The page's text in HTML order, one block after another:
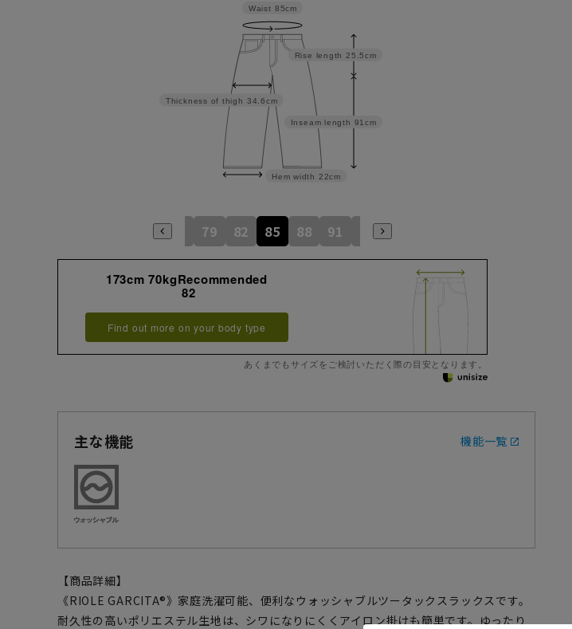
Inseam length 91cm
Rise length 25.5cm
Hem width 22cm
Thickness of thigh 34.6cm
Waist 85cm
73 76 79 82 85 88 91 94 97
173cm 70kgRecommended
82
Find out more on your body type
あくまでもサイズをご検討いただく際の目安となります。
主な機能 機能一覧
【商品詳細】
《RIOLE GARCITA®》家庭洗濯可能、便利なウォッシャブルツータックスラックスです。
耐久性の高いポリエステル生地は、シワになりにくくアイロン掛けも簡単です。ゆったり